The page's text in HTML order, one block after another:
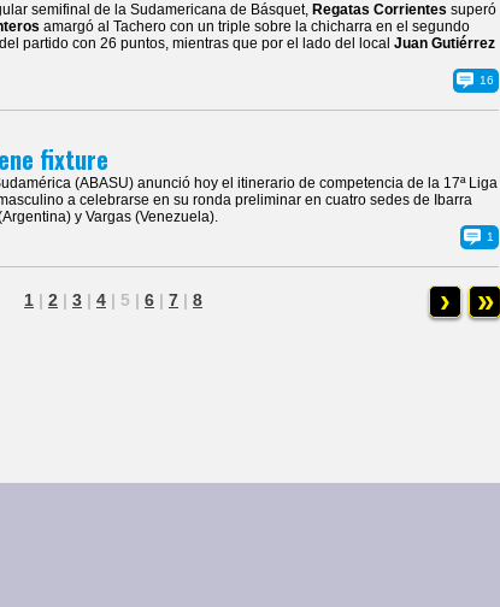
semifinal de la Sudamericana de Básquet, Regatas Corrientes superó
amargó al Tachero con un triple sobre la chicharra en el segundo
partido con 26 puntos, mientras que por el lado del local Juan Gutiérrez
16
fixture
(ABASU) anunció hoy el itinerario de competencia de la 17ª Liga
a celebrarse en su ronda preliminar en cuatro sedes de Ibarra
y Vargas (Venezuela).
1
1 | 2 | 3 | 4 | 5 | 6 | 7 | 8 › »